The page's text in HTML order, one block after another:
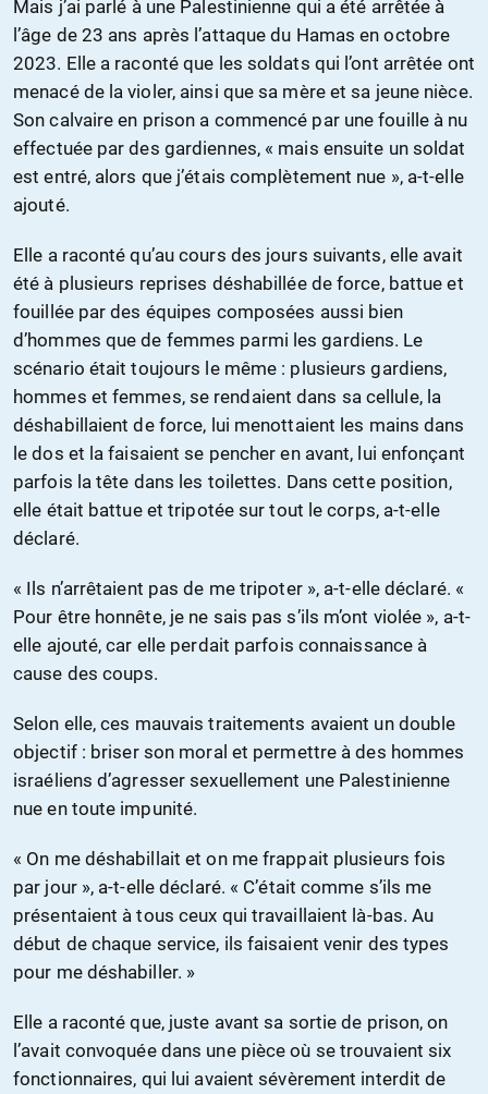
Mais j’ai parlé à une Palestinienne qui a été arrêtée à
l’âge de 23 ans après l’attaque du Hamas en octobre
2023. Elle a raconté que les soldats qui l’ont arrêtée ont
menacé de la violer, ainsi que sa mère et sa jeune nièce.
Son calvaire en prison a commencé par une fouille à nu
effectuée par des gardiennes, « mais ensuite un soldat
est entré, alors que j’étais complètement nue », a-t-elle
ajouté.
Elle a raconté qu’au cours des jours suivants, elle avait
été à plusieurs reprises déshabillée de force, battue et
fouillée par des équipes composées aussi bien
d’hommes que de femmes parmi les gardiens. Le
scénario était toujours le même : plusieurs gardiens,
hommes et femmes, se rendaient dans sa cellule, la
déshabillaient de force, lui menottaient les mains dans
le dos et la faisaient se pencher en avant, lui enfonçant
parfois la tête dans les toilettes. Dans cette position,
elle était battue et tripotée sur tout le corps, a-t-elle
déclaré.
« Ils n’arrêtaient pas de me tripoter », a-t-elle déclaré. «
Pour être honnête, je ne sais pas s’ils m’ont violée », a-t-
elle ajouté, car elle perdait parfois connaissance à
cause des coups.
Selon elle, ces mauvais traitements avaient un double
objectif : briser son moral et permettre à des hommes
israéliens d’agresser sexuellement une Palestinienne
nue en toute impunité.
« On me déshabillait et on me frappait plusieurs fois
par jour », a-t-elle déclaré. « C’était comme s’ils me
présentaient à tous ceux qui travaillaient là-bas. Au
début de chaque service, ils faisaient venir des types
pour me déshabiller. »
Elle a raconté que, juste avant sa sortie de prison, on
l’avait convoquée dans une pièce où se trouvaient six
fonctionnaires, qui lui avaient sévèrement interdit de